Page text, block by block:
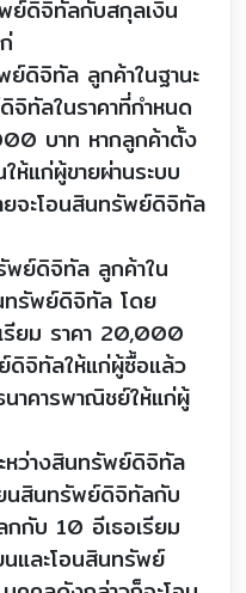
จิทัลกับสกุลเงิน
ล ลูกค้าในฐานะ
ทัลในราคาที่กำหนด
บาท หากลูกค้าตั้ง
ห้แก่ผู้ขายผ่านระบบ
จะโอนสินทรัพย์ดิจิทัล
จิทัล ลูกค้าใน
ทรัพย์ดิจิทัล โดย
รียม ราคา 20,000
ดิจิทัลให้แก่ผู้ซื้อแล้ว
นาคารพาณิชย์ให้แก่ผู้
างสินทรัพย์ดิจิทัล
นสินทรัพย์ดิจิทัลกับ
กับ 10 อีเธอเรียม
และโอนสินทรัพย์